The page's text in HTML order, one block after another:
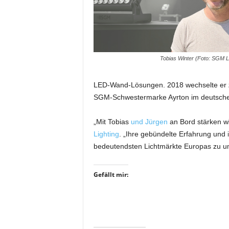
Tobias Winter (Foto: SGM
LED-Wand-Lösungen. 2018 wechselte
SGM-Schwestermarke Ayrton im
„Mit Tobias und Jürgen an Bord stärken
Lighting . „Ihre gebündelte Erfahrung
bedeutendsten Lichtmärkte Europas zu
Gefällt mir: